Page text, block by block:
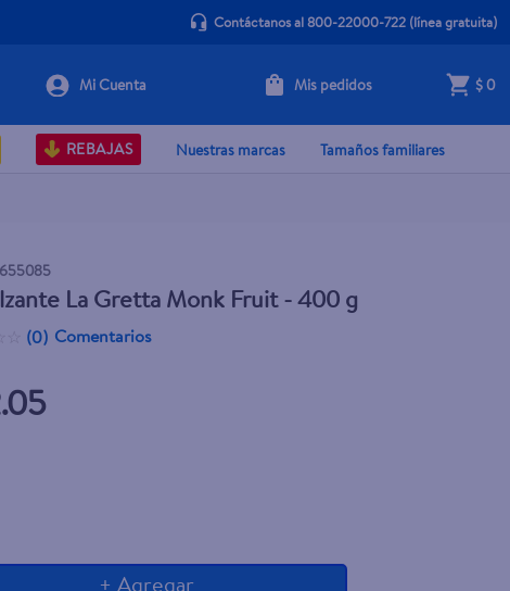
Contáctanos al 800-22000-722(línea gratuita)
Mis pedidos $ 0
REBAJAS Nuestras marcas Tamaños familiares
La Gretta Monk Fruit - 400 g
(0) Comentarios
+ Agregar
+ Agregar